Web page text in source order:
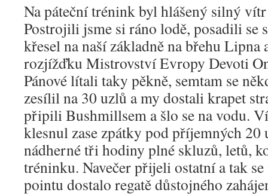
Na páteční trénink byl hlášený silný
Postrojili jsme si ráno lodě, posadili se
křesel na naší základně na břehu
rozjížďku Mistrovství Evropy Devoti
Pánové lítali taky pěkně, semtam se
zesílil na 30 uzlů a my dostali krapet
připili Bushmillsem a šlo se na vodu.
klesnul zase zpátky pod příjemných
nádherné tři hodiny plné skluzů, letů,
tréninku. Navečer přijeli ostatní a tak
pointu dostalo regatě důstojného